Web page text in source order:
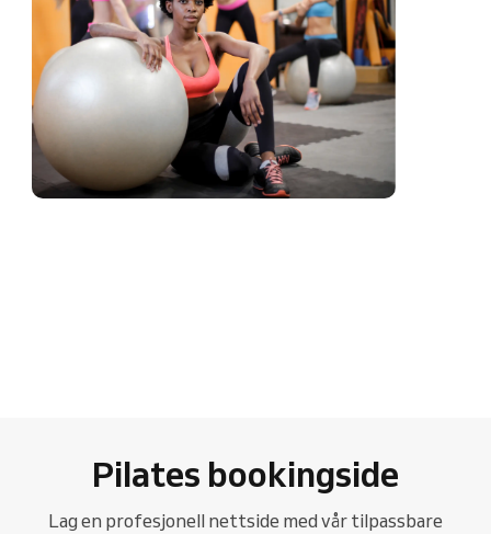
Pilates bookingside
Lag en profesjonell nettside med vår tilpassbare